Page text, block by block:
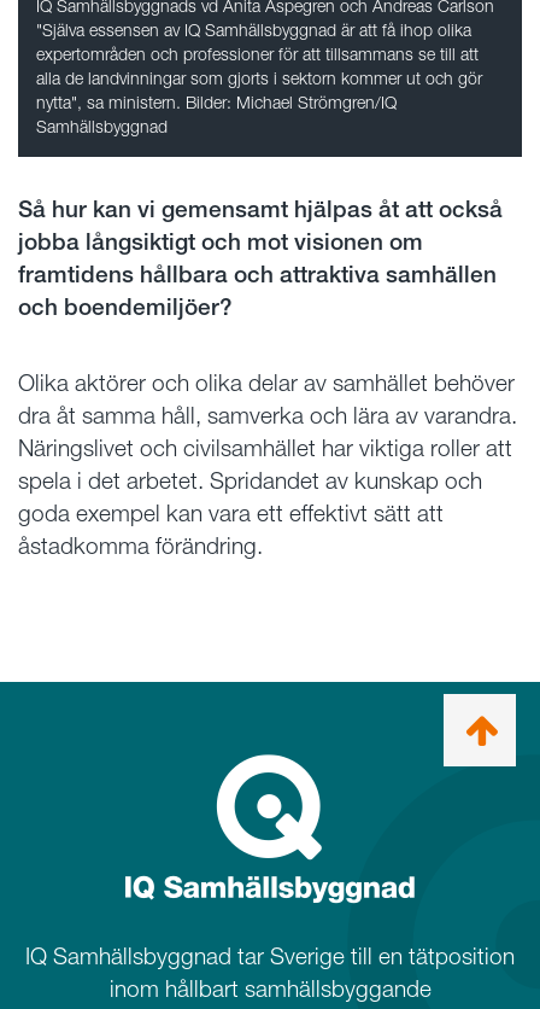
IQ Samhällsbyggnads vd Anita Aspegren och Andreas Carlson
"Själva essensen av IQ Samhällsbyggnad är att få ihop olika
expertområden och professioner för att tillsammans se till att
alla de landvinningar som gjorts i sektorn kommer ut och gör
nytta", sa ministern. Bilder: Michael Strömgren/IQ
Samhällsbyggnad
Så hur kan vi gemensamt hjälpas åt att också
jobba långsiktigt och mot visionen om
framtidens hållbara och attraktiva samhällen
och boendemiljöer?
Olika aktörer och olika delar av samhället behöver
dra åt samma håll, samverka och lära av varandra.
Näringslivet och civilsamhället har viktiga roller att
spela i det arbetet. Spridandet av kunskap och
goda exempel kan vara ett effektivt sätt att
åstadkomma förändring.
mig
IQ Samhällsbyggnad tar Sverige till en tätposition
inom hållbart samhällsbyggande